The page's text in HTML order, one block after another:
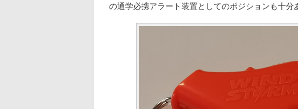
の通学必携アラート装置としてのポジションも十分